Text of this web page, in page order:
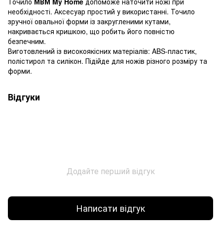
необхідності. Аксесуар простий у використанні. Точило
зручної овальної форми із закругленими кутами,
накривається кришкою, що робить його повністю
безпечним.
Виготовлений із високоякісних матеріалів: ABS-пластик,
полістирол та силікон. Підійде для ножів різного розміру та
форми.
Відгуки
Додайте перший відгук
Написати відгук